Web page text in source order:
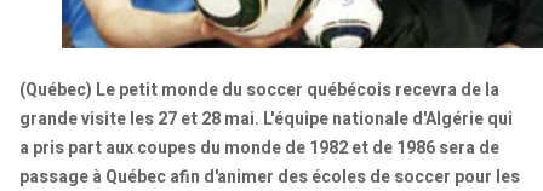
(Québec) Le petit monde du soccer québécois recevra de la
grande visite les 27 et 28 mai. L'équipe nationale d'Algérie qui
a pris part aux coupes du monde de 1982 et de 1986 sera de
passage à Québec afin d'animer des écoles de soccer pour les